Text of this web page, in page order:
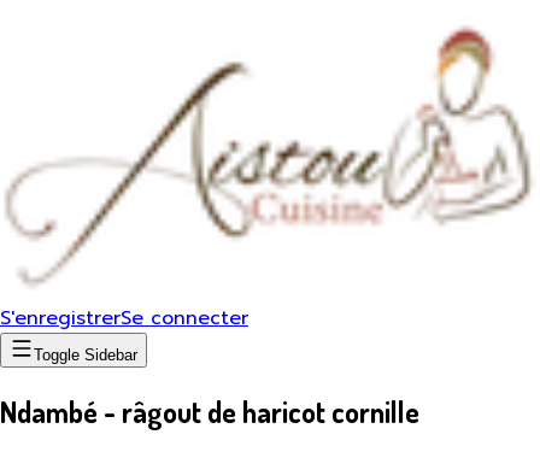
S'enregistrerSe connecter
Toggle Sidebar
Ndambé - râgout de haricot cornille